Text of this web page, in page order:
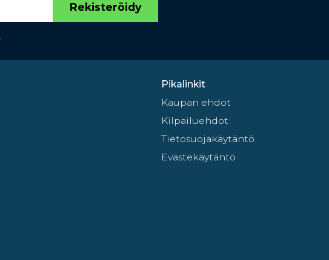
Rekisteröidy
.
Pikalinkit
Kaupan ehdot
Kilpailuehdot
Tietosuojakäytäntö
Evästekäytäntö